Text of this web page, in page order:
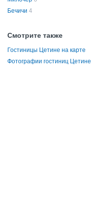
Бечичи 4
Смотрите также
Гостиницы Цетине на карте
Фотографии гостиниц Цетине